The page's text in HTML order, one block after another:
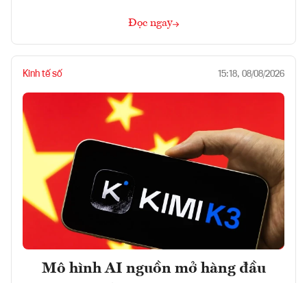
Đọc ngay
Kinh tế số 15:18, 08/08/2026
Mô hình AI nguồn mở hàng đầu